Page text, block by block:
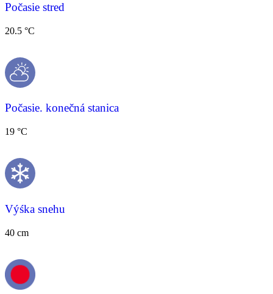
Počasie stred
20.5 °C
Počasie. konečná stanica
19 °C
Výśka snehu
40 cm